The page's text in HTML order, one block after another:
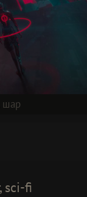
шар
sci-fi